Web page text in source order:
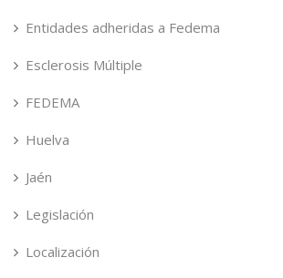
Entidades adheridas a Fedema
Esclerosis Múltiple
FEDEMA
Huelva
Jaén
Legislación
Localización